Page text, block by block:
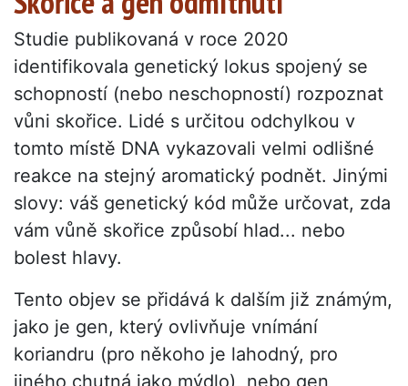
Studie publikovaná v roce 2020
identifikovala genetický lokus spojený se
schopností (nebo neschopností) rozpoznat
vůni skořice. Lidé s určitou odchylkou v
tomto místě DNA vykazovali velmi odlišné
reakce na stejný aromatický podnět. Jinými
slovy: váš genetický kód může určovat, zda
vám vůně skořice způsobí hlad... nebo
bolest hlavy.
Tento objev se přidává k dalším již známým,
jako je gen, který ovlivňuje vnímání
koriandru (pro někoho je lahodný, pro
jiného chutná jako mýdlo), nebo gen